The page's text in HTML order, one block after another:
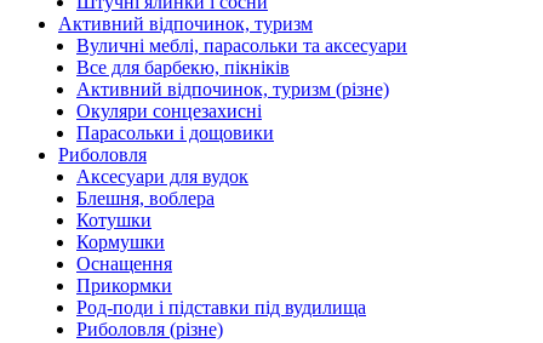
Активний відпочинок, туризм
Вуличні меблі, парасольки та аксесуари
Все для барбекю, пікніків
Активний відпочинок, туризм (різне)
Окуляри сонцезахисні
Парасольки і дощовики
Риболовля
Аксесуари для вудок
Блешня, воблера
Котушки
Кормушки
Оснащення
Прикормки
Род-поди і підставки під вудилища
Риболовля (різне)